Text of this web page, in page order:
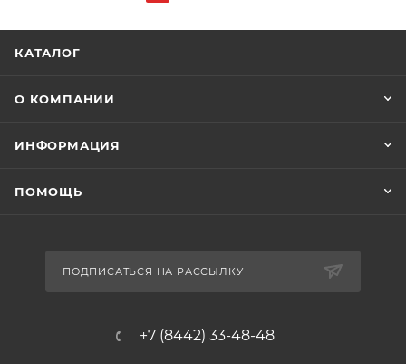
КАТАЛОГ
О КОМПАНИИ
ИНФОРМАЦИЯ
ПОМОЩЬ
ПОДПИСАТЬСЯ НА РАССЫЛКУ
+7 (8442) 33-48-48